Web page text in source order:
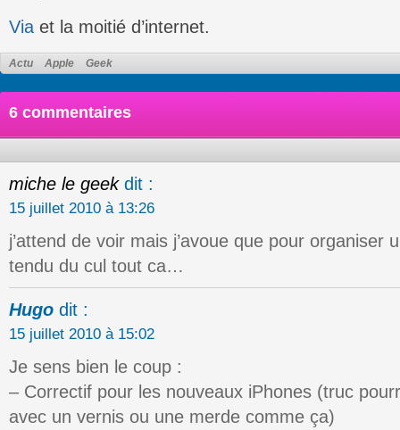
Via et la moitié d’internet.
Actu Apple Geek
6 commentaires
miche le geek dit :
15 juillet 2010 à 13:26
j’attend de voir mais j’avoue que pour organiser
tendu du cul tout ca…
Hugo dit :
15 juillet 2010 à 15:02
Je sens bien le coup :
– Correctif pour les nouveaux iPhones (truc
avec un vernis ou une merde comme ça)